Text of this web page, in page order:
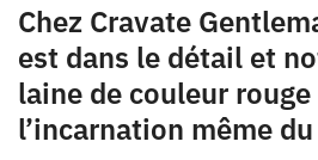
Chez Cravate
est dans le détail et
laine de couleur rouge
l’incarnation même